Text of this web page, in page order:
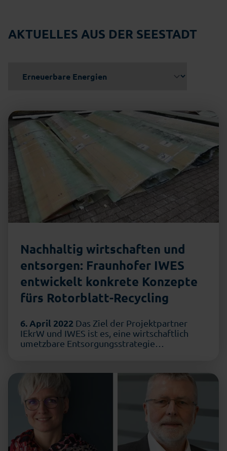
AKTUELLES AUS DER SEESTADT
Nachhaltig wirtschaften und
entsorgen: Fraunhofer IWES
entwickelt konkrete Konzepte
fürs Rotorblatt-Recycling
6. April 2022 Das Ziel der Projektpartner
IEkrW und IWES ist es, eine wirtschaftlich
umetzbare Entsorgungsstrategie